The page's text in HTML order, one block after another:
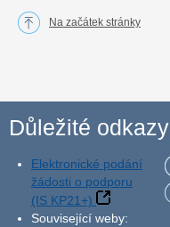
Na začátek stránky
Důležité odkazy
Elektronické podání
žádosti o podporu
(IS KP21+)
Související weby: